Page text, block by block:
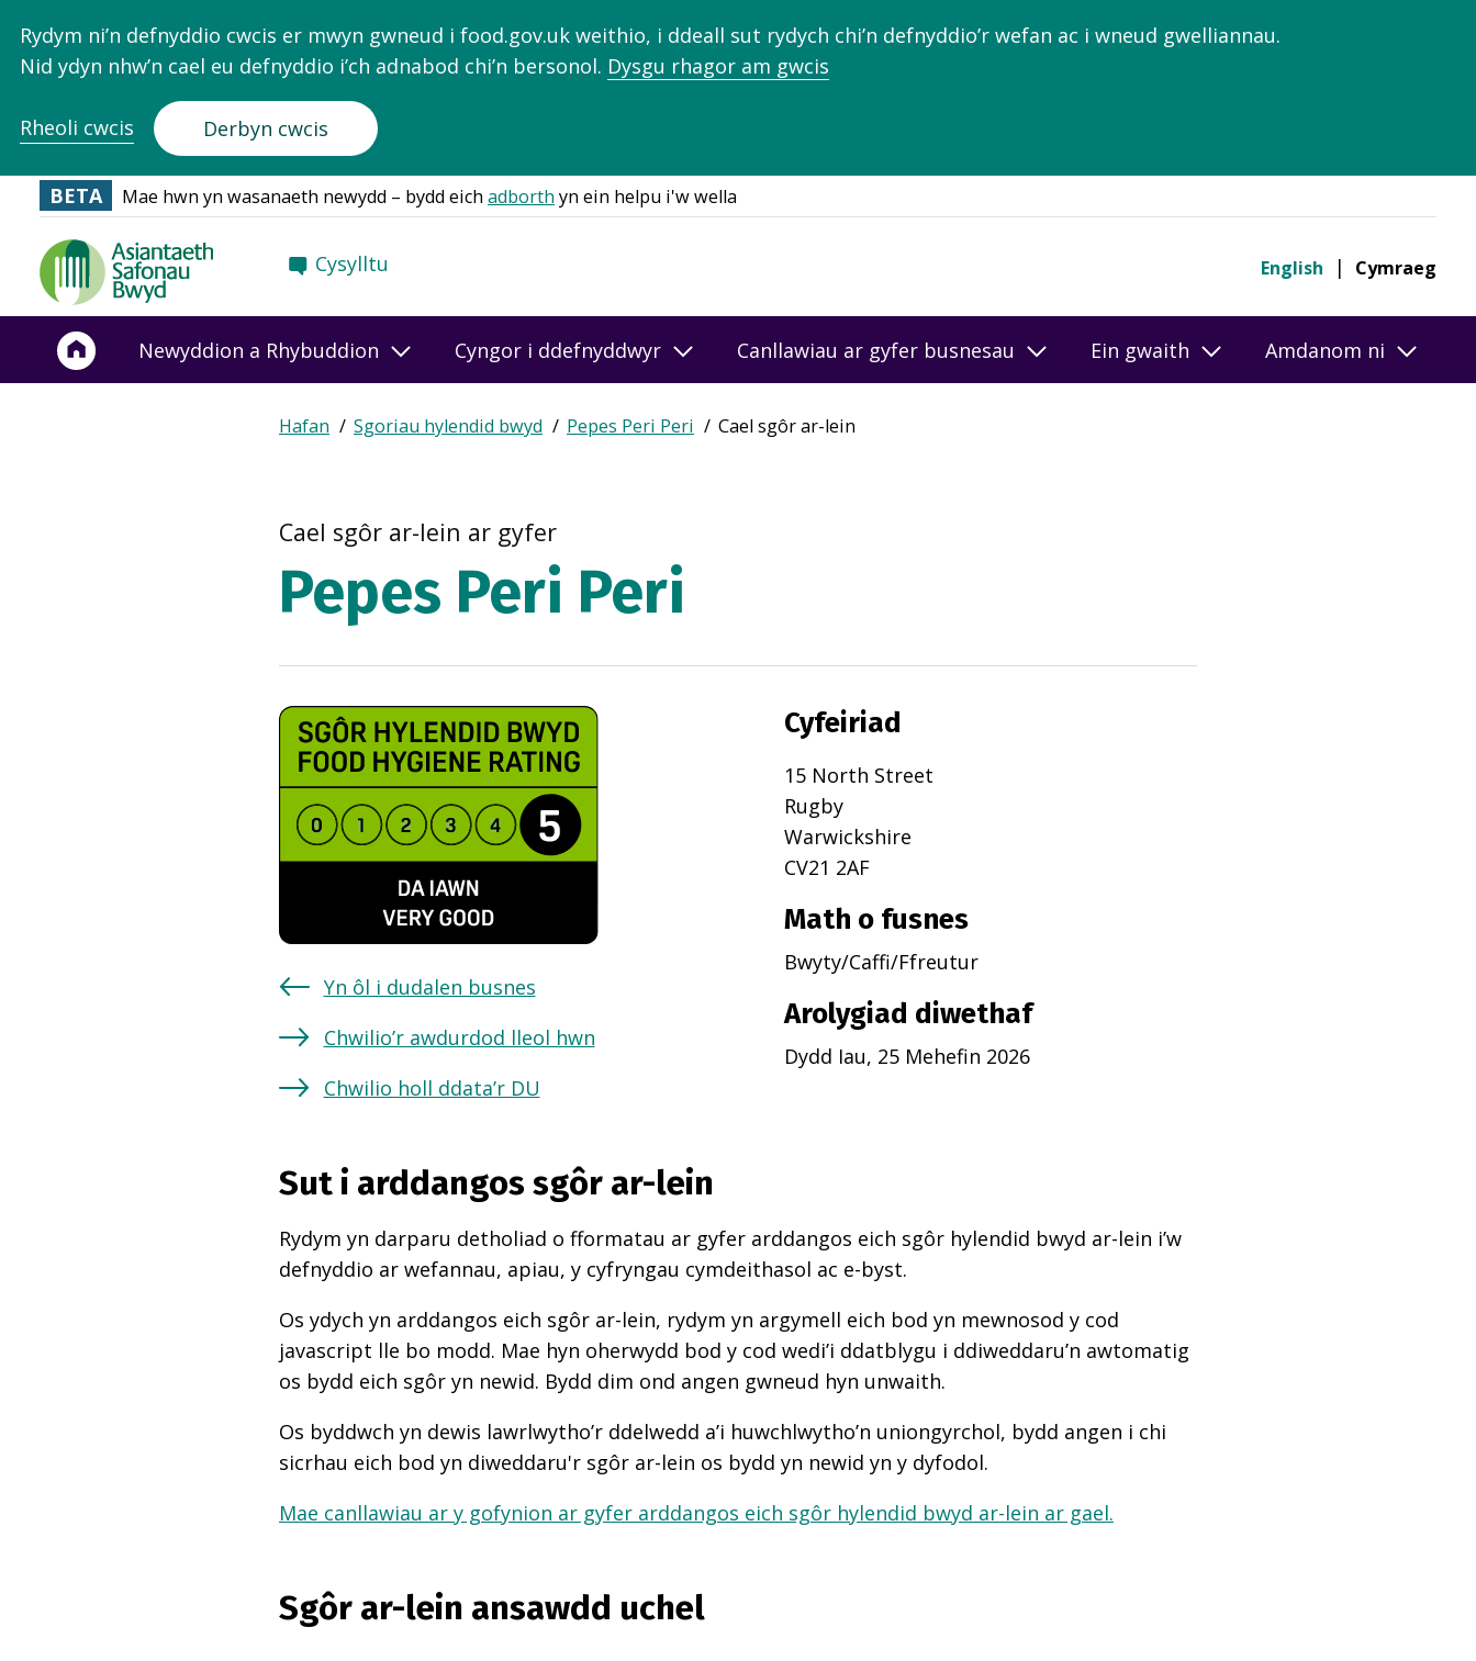
Rydym ni’n defnyddio cwcis er mwyn gwneud i food.gov.uk weithio, i ddeall sut rydych chi’n defnyddio’r wefan ac i wneud gwelliannau.
Nid ydyn nhw’n cael eu defnyddio i’ch adnabod chi’n bersonol. Dysgu rhagor am gwcis
Rheoli cwcis Derbyn cwcis
BETA Mae hwn yn wasanaeth newydd – bydd eich adborth yn ein helpu i'w wella
Food
Standards
Agency
Frontpage
Cysylltu English Cymraeg
Newyddion a Rhybuddion Cyngor i ddefnyddwyr Canllawiau ar gyfer busnesau Ein gwaith Amdanom ni
Breadcrumb
Expand
breadcrumb
Hafan Sgoriau hylendid bwyd Pepes Peri Peri Cael sgôr ar-lein
Cael sgôr ar-lein ar gyfer
Pepes Peri Peri
Yn ôl i dudalen busnes
Chwilio’r awdurdod lleol hwn
Chwilio holl ddata’r DU
Cyfeiriad
15 North Street
Rugby
Warwickshire
CV21 2AF
Math o fusnes
Bwyty/Caffi/Ffreutur
Arolygiad diwethaf
Dydd Iau, 25 Mehefin 2026
Sut i arddangos sgôr ar-lein
Rydym yn darparu detholiad o fformatau ar gyfer arddangos eich sgôr hylendid bwyd ar-lein i’w
defnyddio ar wefannau, apiau, y cyfryngau cymdeithasol ac e-byst.
Os ydych yn arddangos eich sgôr ar-lein, rydym yn argymell eich bod yn mewnosod y cod
javascript lle bo modd. Mae hyn oherwydd bod y cod wedi’i ddatblygu i ddiweddaru’n awtomatig
os bydd eich sgôr yn newid. Bydd dim ond angen gwneud hyn unwaith.
Os byddwch yn dewis lawrlwytho’r ddelwedd a’i huwchlwytho’n uniongyrchol, bydd angen i chi
sicrhau eich bod yn diweddaru'r sgôr ar-lein os bydd yn newid yn y dyfodol.
Mae canllawiau ar y gofynion ar gyfer arddangos eich sgôr hylendid bwyd ar-lein ar gael.
Sgôr ar-lein ansawdd uchel